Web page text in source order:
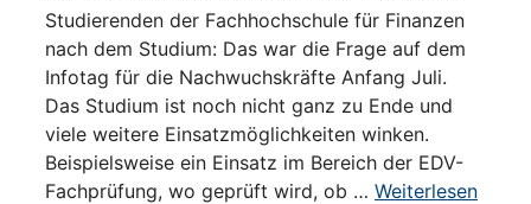
Studierenden der Fachhochschule für Finanzen
nach dem Studium: Das war die Frage auf dem
Infotag für die Nachwuchskräfte Anfang Juli.
Das Studium ist noch nicht ganz zu Ende und
viele weitere Einsatzmöglichkeiten winken.
Beispielsweise ein Einsatz im Bereich der EDV-
Fachprüfung, wo geprüft wird, ob … Weiterlesen